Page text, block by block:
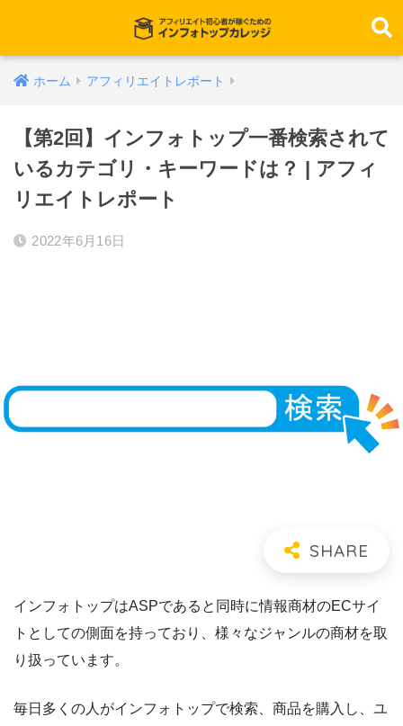
ホーム アフィリエイトレポート
【第2回】インフォトップ一番検索されて
いるカテゴリ・キーワードは？ | アフィ
リエイトレポート
2022年6月16日
インフォトップはASPであると同時に情報商材のECサイ
トとしての側面を持っており、様々なジャンルの商材を取
り扱っています。
毎日多くの人がインフォトップで検索、商品を購入し、ユ